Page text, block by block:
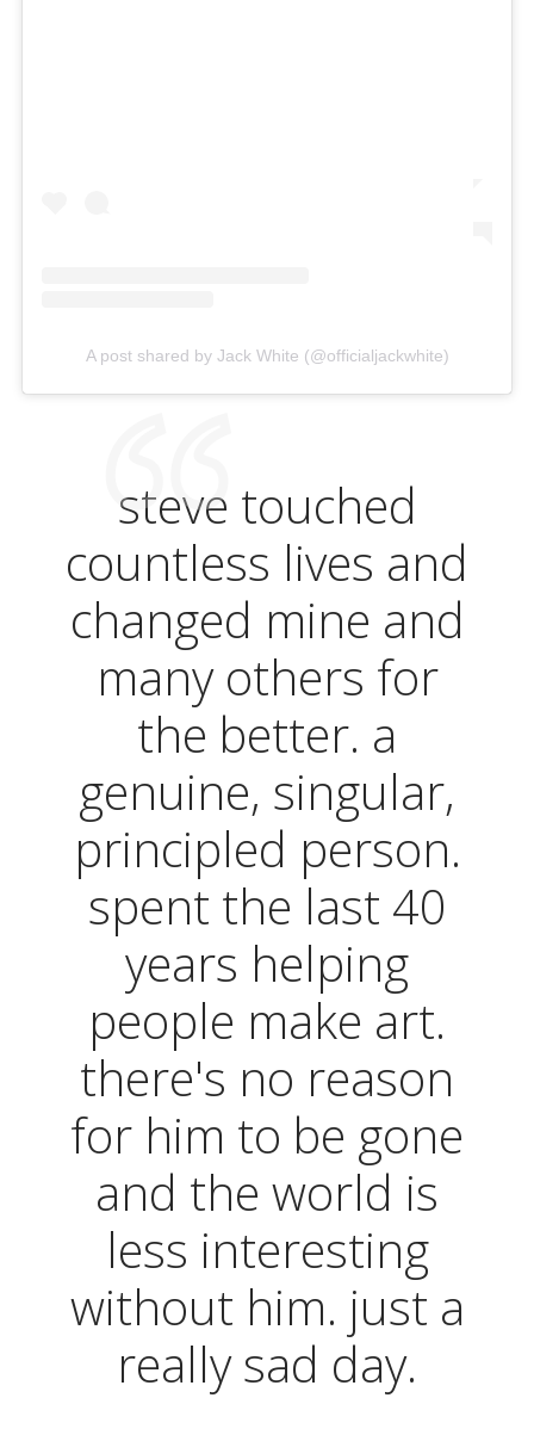
A post shared by Jack White (@officialjackwhite)
steve touched
countless lives and
changed mine and
many others for
the better. a
genuine, singular,
principled person.
spent the last 40
years helping
people make art.
there's no reason
for him to be gone
and the world is
less interesting
without him. just a
really sad day.